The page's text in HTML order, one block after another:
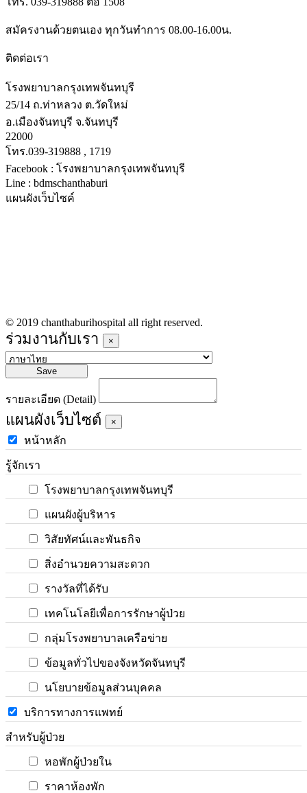
สมัครงานด้วยตนเอง ทุกวันทำการ 08.00-16.00น.
ติดต่อเรา
โรงพยาบาลกรุงเทพจันทบุรี
25/14 ถ.ท่าหลวง ต.วัดใหม่
อ.เมืองจันทบุรี จ.จันทบุรี
22000
โทร.039-319888 , 1719
Facebook : โรงพยาบาลกรุงเทพจันทบุรี
Line : bdmschanthaburi
แผนผังเว็บไซค์
© 2019 chanthaburihospital all right reserved.
ร่วมงานกับเรา ×
Save
รายละเอียด (Detail)
แผนผังเว็บไซต์ ×
หน้าหลัก
รู้จักเรา
โรงพยาบาลกรุงเทพจันทบุรี
แผนผังผู้บริหาร
วิสัยทัศน์และพันธกิจ
สิ่งอำนวยความสะดวก
รางวัลที่ได้รับ
เทคโนโลยีเพื่อการรักษาผู้ป่วย
กลุ่มโรงพยาบาลเครือข่าย
ข้อมูลทั่วไปของจังหวัดจันทบุรี
นโยบายข้อมูลส่วนบุคคล
บริการทางการแพทย์
สำหรับผู้ป่วย
หอพักผู้ป่วยใน
ราคาห้องพัก